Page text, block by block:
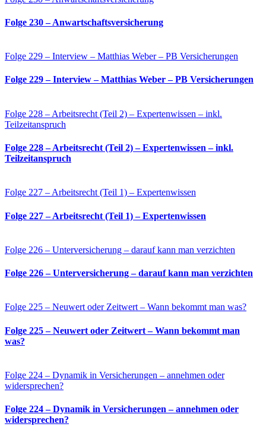
Folge 230 – Anwartschaftsversicherung
Folge 229 – Interview – Matthias Weber – PB Versicherungen
Folge 229 – Interview – Matthias Weber – PB Versicherungen
Folge 228 – Arbeitsrecht (Teil 2) – Expertenwissen – inkl.
Teilzeitanspruch
Folge 228 – Arbeitsrecht (Teil 2) – Expertenwissen – inkl.
Teilzeitanspruch
Folge 227 – Arbeitsrecht (Teil 1) – Expertenwissen
Folge 227 – Arbeitsrecht (Teil 1) – Expertenwissen
Folge 226 – Unterversicherung – darauf kann man verzichten
Folge 226 – Unterversicherung – darauf kann man verzichten
Folge 225 – Neuwert oder Zeitwert – Wann bekommt man was?
Folge 225 – Neuwert oder Zeitwert – Wann bekommt man
was?
Folge 224 – Dynamik in Versicherungen – annehmen oder
widersprechen?
Folge 224 – Dynamik in Versicherungen – annehmen oder
widersprechen?